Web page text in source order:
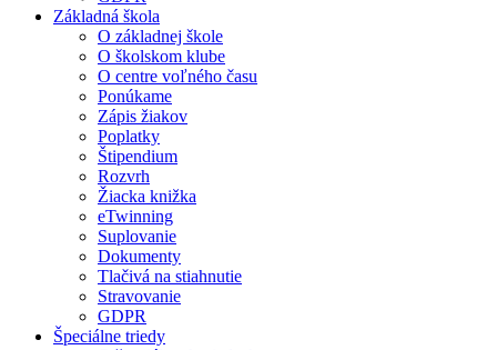
Základná škola
O základnej škole
O školskom klube
O centre voľného času
Ponúkame
Zápis žiakov
Poplatky
Štipendium
Rozvrh
Žiacka knižka
eTwinning
Suplovanie
Dokumenty
Tlačivá na stiahnutie
Stravovanie
GDPR
Špeciálne triedy